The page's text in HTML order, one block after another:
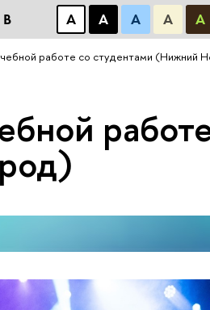
А А А А А
работе со студентами (Нижний